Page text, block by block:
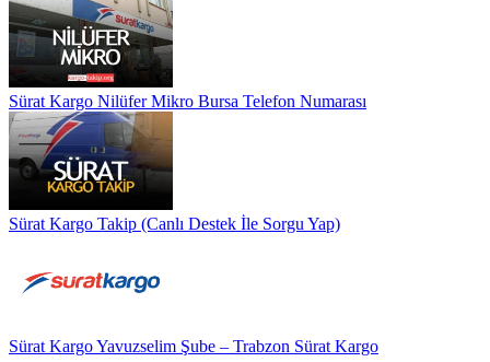
Sürat Kargo Nilüfer Mikro Bursa Telefon Numarası
Sürat Kargo Takip (Canlı Destek İle Sorgu Yap)
Sürat Kargo Yavuzselim Şube – Trabzon Sürat Kargo